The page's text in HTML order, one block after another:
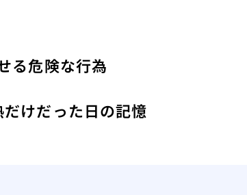
る危険な行為
けだった日の記憶